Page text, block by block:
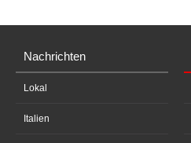
Nachrichten
Lokal
Italien